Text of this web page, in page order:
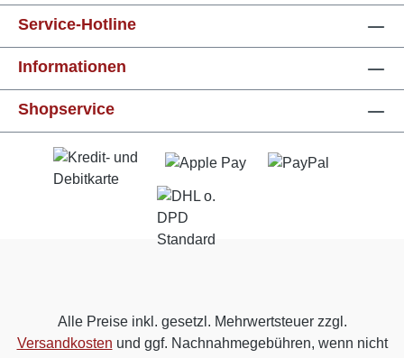
Service-Hotline
Informationen
Shopservice
Alle Preise inkl. gesetzl. Mehrwertsteuer zzgl.
Versandkosten und ggf. Nachnahmegebühren, wenn nicht